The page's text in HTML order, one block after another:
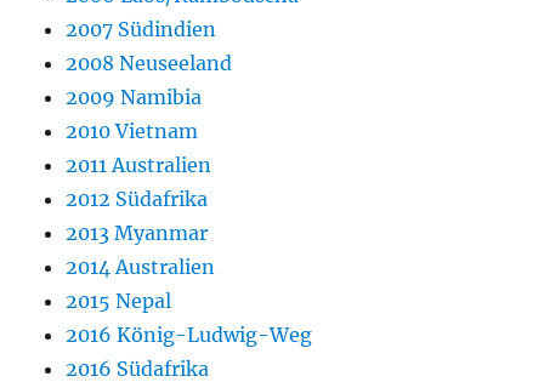
2007 Südindien
2008 Neuseeland
2009 Namibia
2010 Vietnam
2011 Australien
2012 Südafrika
2013 Myanmar
2014 Australien
2015 Nepal
2016 König-Ludwig-Weg
2016 Südafrika